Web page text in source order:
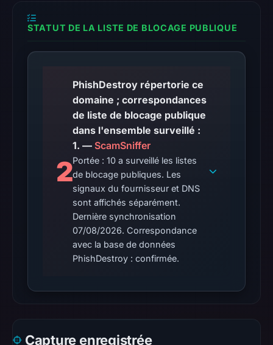
content
was
at
checked
location.
This
does
not
establish
the
cause.
Other
observations:
recorded
no
STATUT DE LA LISTE DE BLOCAGE PUBLIQUE
2
PhishDestroy répertorie ce
domaine ; correspondances
de liste de blocage publique
dans l'ensemble surveillé :
1. — ScamSniffer
Portée : 10 a surveillé les listes
de blocage publiques. Les
signaux du fournisseur et DNS
sont affichés séparément.
Dernière synchronisation
07/08/2026. Correspondance
avec la base de données
PhishDestroy : confirmée.
Capture enregistrée